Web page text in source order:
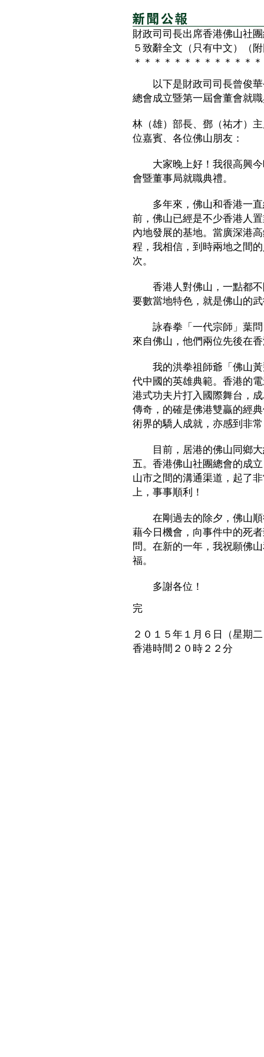
財政司司長出席香港佛山社
５致辭全文（只有中文）（
＊＊＊＊＊＊＊＊＊＊＊＊
以下是財政司司長曾俊華
總會成立暨第一屆會董會就
林（雄）部長、鄧（祐才）
位嘉賓、各位佛山朋友：
大家晚上好！我很高興今
會暨董事局就職典禮。
多年來，佛山和香港一直
前，佛山已經是不少香港人
內地發展的基地。當廣深港
程，我相信，到時兩地之間
次。
香港人對佛山，一點都不
要數當地特色，就是佛山的
詠春拳「一代宗師」葉問
來自佛山，他們兩位先後在
我的洪拳祖師爺「佛山黃
代中國的英雄典範。香港的
港式功夫片打入國際舞台，
傳奇，的確是佛港雙贏的經
術界的驕人成就，亦感到非
目前，居港的佛山同鄉大
五。香港佛山社團總會的成
山市之間的溝通渠道，起了
上，事事順利！
在剛過去的除夕，佛山順
藉今日機會，向事件中的死
問。在新的一年，我祝願佛
福。
多謝各位！
完
２０１５年１月６日（星期
香港時間２０時２２分